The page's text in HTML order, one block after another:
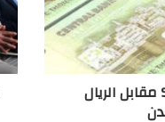
الدولار يكسر حاجز ال900 مقابل الريال